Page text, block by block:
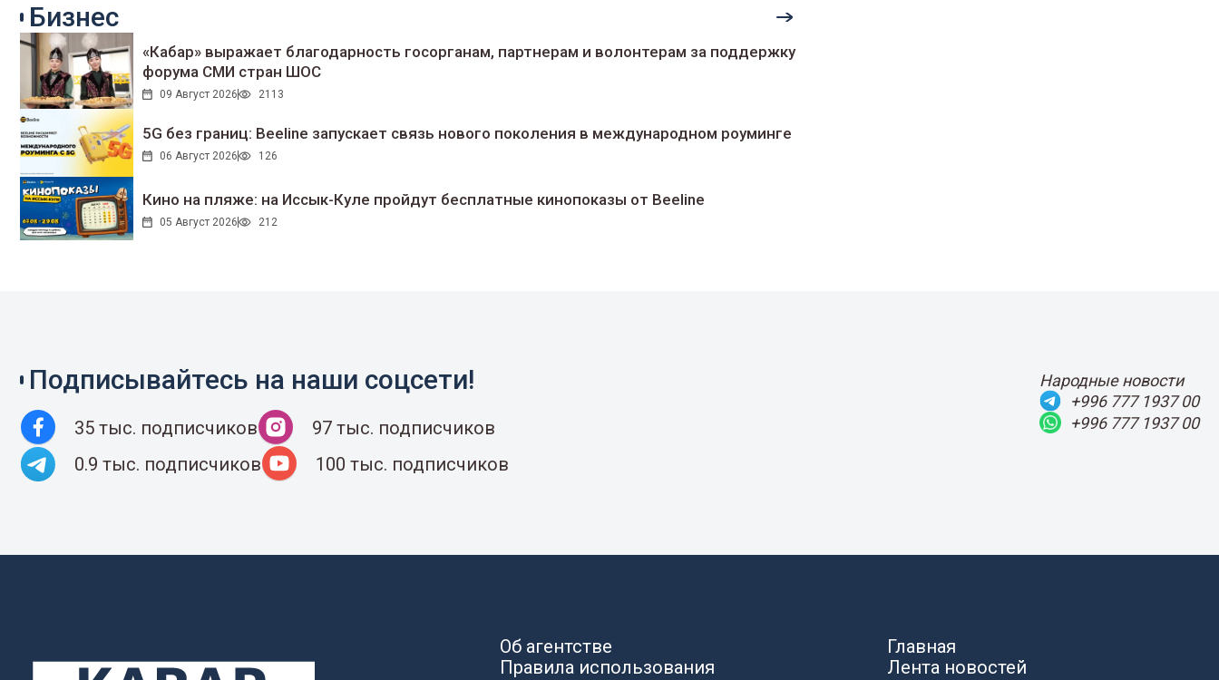
Бизнес
«Кабар» выражает благодарность госорганам, партнерам и волонтерам за поддержку
форума СМИ стран ШОС
09 Август 2026 2113
5G без границ: Beeline запускает связь нового поколения в международном роуминге
06 Август 2026 126
Кино на пляже: на Иссык-Куле пройдут беcплатные кинопоказы от Beeline
05 Август 2026 212
Подписывайтесь на наши соцсети!
35 тыс. подписчиков
97 тыс. подписчиков
0.9 тыс. подписчиков
100 тыс. подписчиков
Народные новости
+996 777 1937 00
+996 777 1937 00
Об агентстве
Правила использования
Главная
Лента новостей